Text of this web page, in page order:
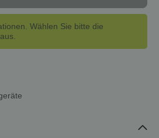
Wählen Sie bitte die